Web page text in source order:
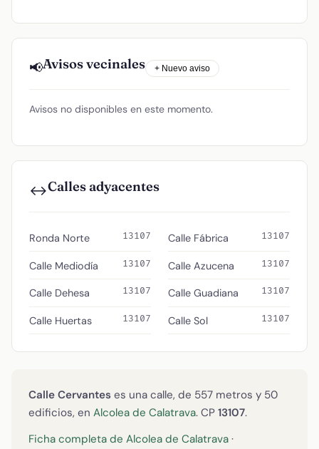
📢Avisos vecinales + Nuevo aviso
Avisos no disponibles en este momento.
↔️Calles adyacentes
Ronda Norte 13107
Calle Mediodía 13107
Calle Dehesa 13107
Calle Huertas 13107
Calle Fábrica 13107
Calle Azucena 13107
Calle Guadiana 13107
Calle Sol 13107
Calle Cervantes es una calle, de 557 metros y 50
edificios, en Alcolea de Calatrava. CP 13107.
Ficha completa de Alcolea de Calatrava ·